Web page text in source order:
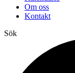
Om oss
Kontakt
Sök